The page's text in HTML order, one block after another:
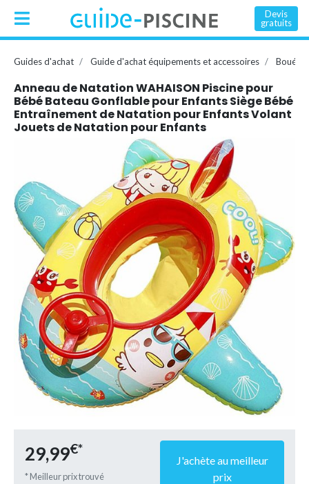
Devis
gratuits
Guides d'achat Guide d'achat équipements et accessoires Bouée,
Anneau de Natation WAHAISON Piscine pour
Bébé Bateau Gonflable pour Enfants Siège Bébé
Entraînement de Natation pour Enfants Volant
Jouets de Natation pour Enfants
29,99€*
* Meilleur prix trouvé
J'achète au meilleur
prix